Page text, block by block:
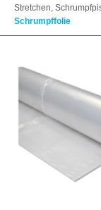
Stretchen,
Schrumpffolie